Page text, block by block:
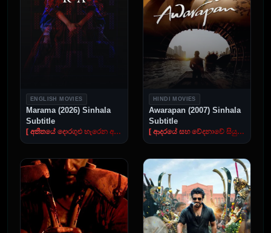
ENGLISH MOVIES
Marama (2026) Sinhala
Subtitle
[ අතීතයේ දොරගුළු හැරෙන අභිරහස් ගමන ]
HINDI MOVIES
Awarapan (2007) Sinhala
Subtitle
[ ආදරයේ සහ වේදනාවේ සියුම් රිද්මය ]